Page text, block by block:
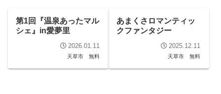
第1回『温泉あったマル
シェ』in愛夢里
2026.01.11
天草市 無料
あまくさロマンティッ
クファンタジー
2025.12.11
天草市 無料